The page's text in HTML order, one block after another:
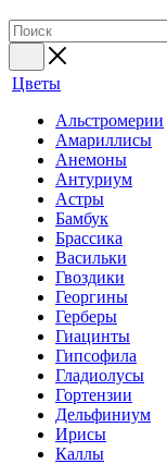
Цветы
Альстромерии
Амариллисы
Анемоны
Антуриум
Астры
Бамбук
Брассика
Васильки
Гвоздики
Георгины
Герберы
Гиацинты
Гипсофила
Гладиолусы
Гортензии
Дельфиниум
Ирисы
Каллы